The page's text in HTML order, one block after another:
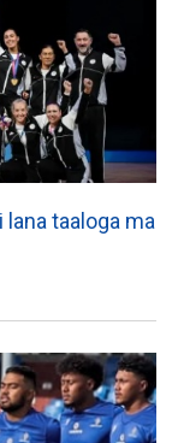
lana taaloga ma